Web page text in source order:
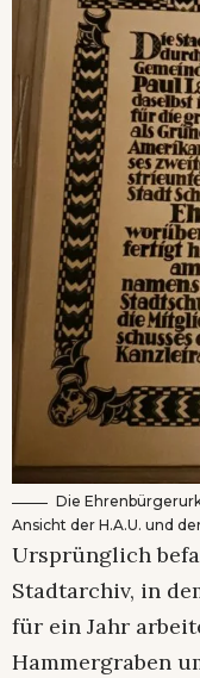
Die
Ansicht der H.A.U. und
Ursprünglich
Stadtarchiv, in
für ein Jahr
Hammergraben